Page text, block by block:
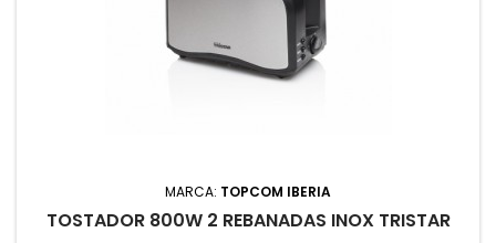
MARCA: TOPCOM IBERIA
TOSTADOR 800W 2 REBANADAS INOX TRISTAR